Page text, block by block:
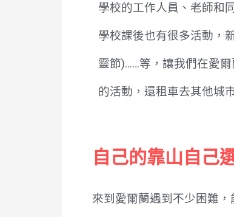
學校的工作人員、老師和
學校課後也有很多活動，
靈節)……等，讓我們在愛
的活動，還租車去其他城
自己的靠山自己
來到愛爾蘭遇到不少困難